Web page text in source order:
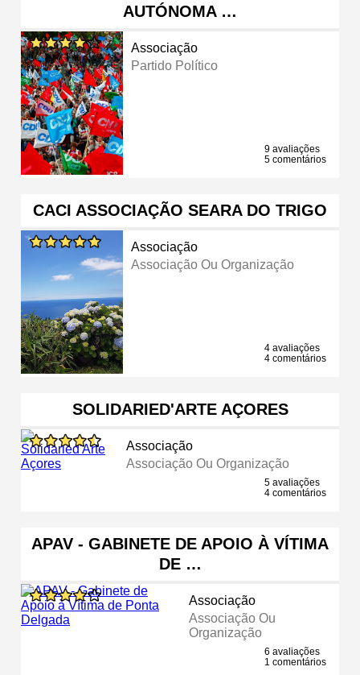
AUTÓNOMA …
Associação
Partido Político
9 avaliações
5 comentários
CACI ASSOCIAÇÃO SEARA DO TRIGO
Associação
Associação Ou Organização
4 avaliações
4 comentários
SOLIDARIED'ARTE AÇORES
Associação
Associação Ou Organização
5 avaliações
4 comentários
APAV - GABINETE DE APOIO À VÍTIMA
DE …
Associação
Associação Ou
Organização
6 avaliações
1 comentários